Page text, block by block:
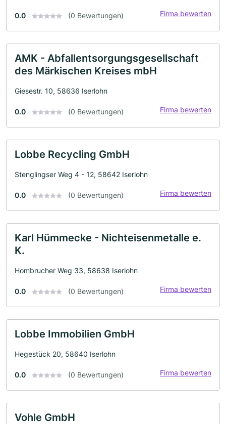
0.0 (0 Bewertungen) Firma bewerten
AMK - Abfallentsorgungsgesellschaft
des Märkischen Kreises mbH
Giesestr. 10, 58636 Iserlohn
0.0 (0 Bewertungen) Firma bewerten
Lobbe Recycling GmbH
Stenglingser Weg 4 - 12, 58642 Iserlohn
0.0 (0 Bewertungen) Firma bewerten
Karl Hümmecke - Nichteisenmetalle e.
K.
Hombrucher Weg 33, 58638 Iserlohn
0.0 (0 Bewertungen) Firma bewerten
Lobbe Immobilien GmbH
Hegestück 20, 58640 Iserlohn
0.0 (0 Bewertungen) Firma bewerten
Vohle GmbH